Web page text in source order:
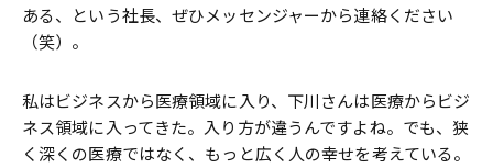
ある、という社長、ぜひメッセンジャーから連絡ください
（笑）。
私はビジネスから医療領域に入り、下川さんは医療からビジ
ネス領域に入ってきた。入り方が違うんですよね。でも、狭
く深くの医療ではなく、もっと広く人の幸せを考えている。